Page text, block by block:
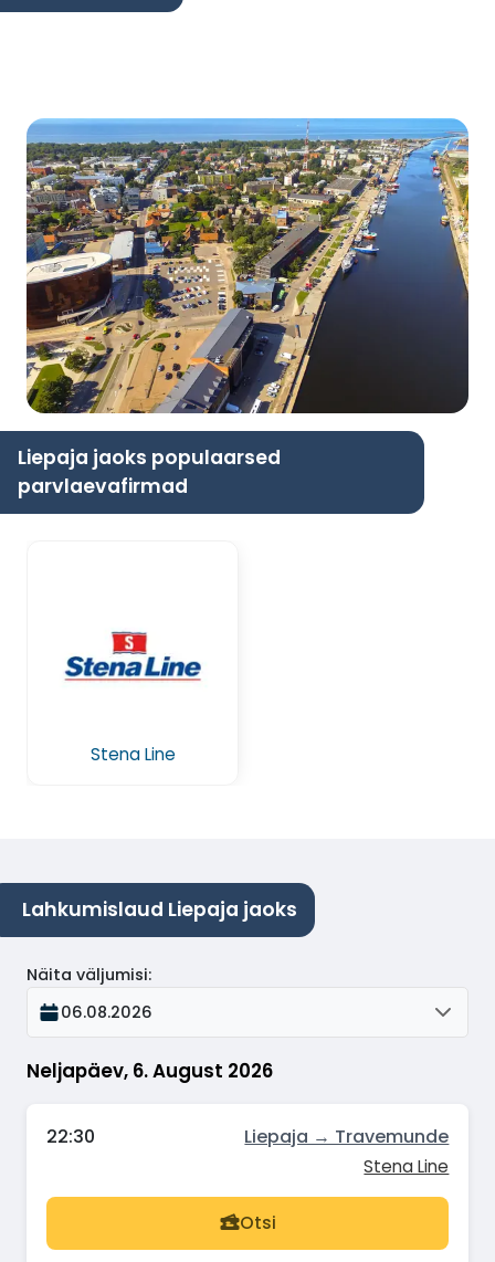
Liepaja jaoks populaarsed
parvlaevafirmad
Stena Line
Lahkumislaud Liepaja jaoks
Neljapäev, 6. August 2026
Näita väljumisi:
06.08.2026
22:30 Liepaja → Travemunde
Stena Line
Otsi